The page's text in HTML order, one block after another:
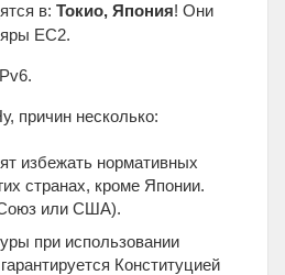
в: Токио, Япония! Они
EC2.
причин несколько:
избежать нормативных
странах, кроме Японии.
Союз или США).
при использовании
Конституцией